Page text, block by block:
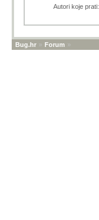
Autori koje prati:
Bug.hr » Forum »